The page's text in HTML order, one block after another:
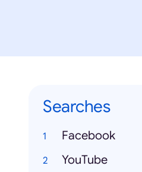
Searches
Facebook
YouTube